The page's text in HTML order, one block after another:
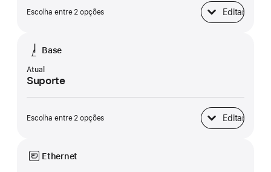
Escolha entre 2 opções Editar
Ecrã
Base
Atual
Suporte
Escolha entre 2 opções Editar
Base
Ethernet